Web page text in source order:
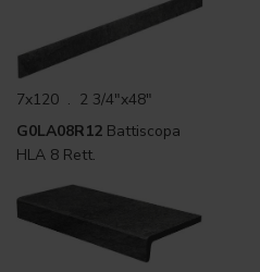
7x120 . 2 3/4"x48"
G0LA08R12 Battiscopa
HLA 8 Rett.